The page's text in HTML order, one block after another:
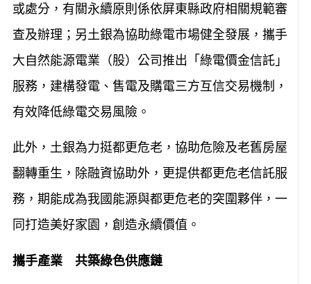
或處分，有關永續原則係依屏東縣政府相關規範審
查及辦理；另土銀為協助綠電市場健全發展，攜手
大自然能源電業（股）公司推出「綠電價金信託」
服務，建構發電、售電及購電三方互信交易機制，
有效降低綠電交易風險。
此外，土銀為力挺都更危老，協助危險及老舊房屋
翻轉重生，除融資協助外，更提供都更危老信託服
務，期能成為我國能源與都更危老的突圍夥伴，一
同打造美好家園，創造永續價值。
攜手產業 共築綠色供應鏈